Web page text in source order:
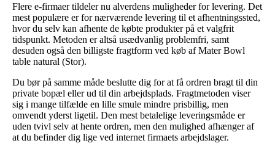
Flere e-firmaer tildeler nu alverdens muligheder for levering. Det
mest populære er for nærværende levering til et afhentningssted,
hvor du selv kan afhente de købte produkter på et valgfrit
tidspunkt. Metoden er altså usædvanlig problemfri, samt
desuden også den billigste fragtform ved køb af Mater Bowl
table natural (Stor).
Du bør på samme måde beslutte dig for at få ordren bragt til din
private bopæl eller ud til din arbejdsplads. Fragtmetoden viser
sig i mange tilfælde en lille smule mindre prisbillig, men
omvendt yderst ligetil. Den mest betalelige leveringsmåde er
uden tvivl selv at hente ordren, men den mulighed afhænger af
at du befinder dig lige ved internet firmaets arbejdslager.